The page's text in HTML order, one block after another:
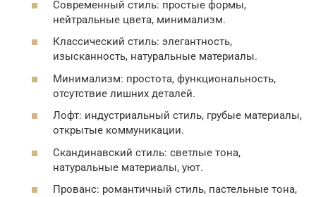
Современный стиль: простые формы,
нейтральные цвета, минимализм.
Классический стиль: элегантность,
изысканность, натуральные материалы.
Минимализм: простота, функциональность,
отсутствие лишних деталей.
Лофт: индустриальный стиль, грубые материалы,
открытые коммуникации.
Скандинавский стиль: светлые тона,
натуральные материалы, уют.
Прованс: романтичный стиль, пастельные тона,